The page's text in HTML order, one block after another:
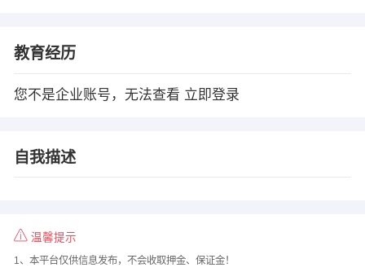
教育经历
您不是企业账号，无法查看 立即登录
自我描述
温馨提示
1、本平台仅供信息发布，不会收取押金、保证金！